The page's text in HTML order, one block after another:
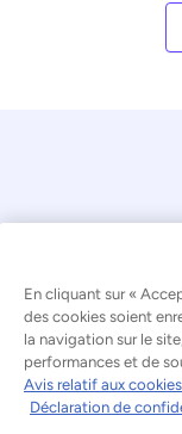
© 2026
En cliquant sur «
des cookies soient
la navigation sur le
performances et de
Avis relatif aux
Déclaration de